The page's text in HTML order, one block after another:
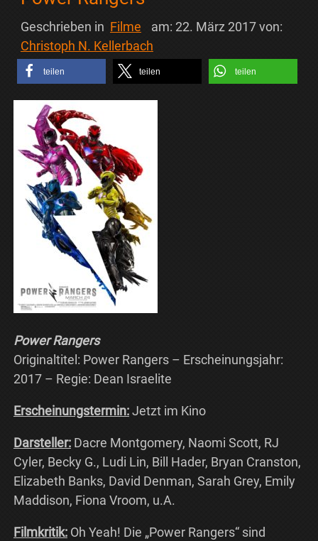
Geschrieben in Filme am: 22. März 2017von:
Christoph N. Kellerbach
teilen teilen teilen
Power Rangers
Originaltitel: Power Rangers – Erscheinungsjahr:
2017 – Regie: Dean Israelite
Erscheinungstermin:Jetzt im Kino
Darsteller:Dacre Montgomery, Naomi Scott, RJ
Cyler, Becky G., Ludi Lin, Bill Hader, Bryan Cranston,
Elizabeth Banks, David Denman, Sarah Grey, Emily
Maddison, Fiona Vroom, u.A.
Filmkritik:Oh Yeah! Die „Power Rangers“ sind